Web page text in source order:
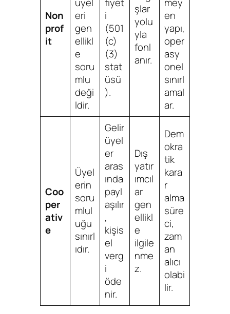
Non
prof
it
üyel
eri
gen
ellikl
e
soru
mlu
deği
ldir.
fiyet
i
(501
(c)
(3)
stat
üsü
).
şlar
yolu
yla
fonl
anır.
mey
en
yapı,
oper
asy
onel
sınırl
amal
ar.
Coo
per
ativ
e
Üyel
erin
soru
mlul
uğu
sınırl
ıdır.
Gelir
üyel
er
aras
ında
payl
aşılır
,
kişis
el
verg
i
öde
nir.
Dış
yatır
ımcıl
ar
gen
ellikl
e
ilgile
nme
z.
Dem
okra
tik
kara
r
alma
süre
ci,
zam
an
alıcı
olabi
lir.